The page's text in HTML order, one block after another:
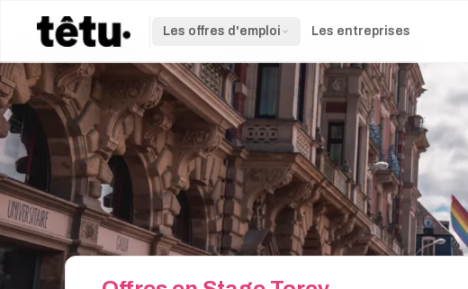
Les offres d'emploi Les entreprises